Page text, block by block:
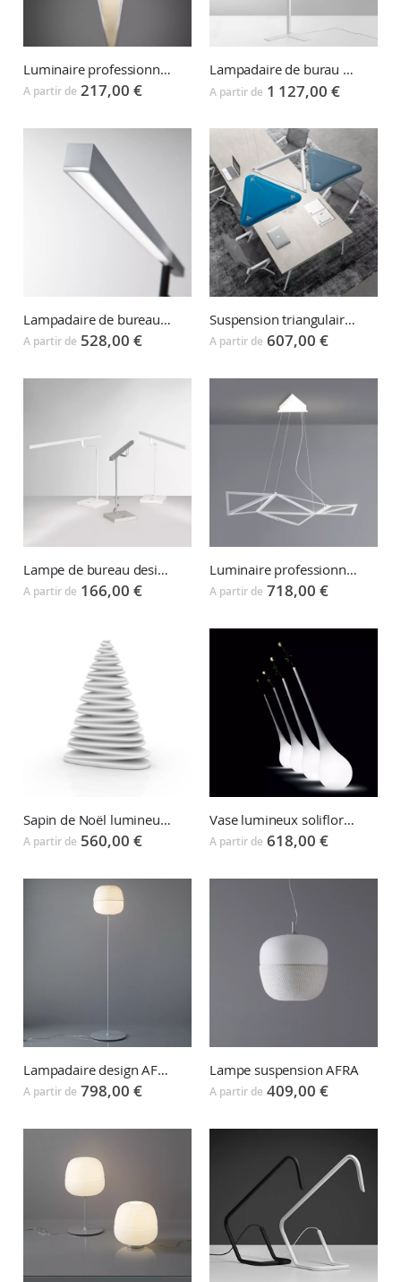
Luminaire professionnel suspension FLYUP
A partir de 217,00 €
Lampadaire de burau MORE
A partir de 1 127,00 €
Lampadaire de bureau MINISTICK
A partir de 528,00 €
Suspension triangulaire LightSound Triangle LED
A partir de 607,00 €
Lampe de bureau design MICROSTICK
A partir de 166,00 €
Luminaire professionnel suspension déco STARLIGHT
A partir de 718,00 €
Sapin de Noël lumineux CHRISMY Vondom
A partir de 560,00 €
Vase lumineux soliflore AMPOULE XL
A partir de 618,00 €
Lampadaire design AFRA
A partir de 798,00 €
Lampe suspension AFRA
A partir de 409,00 €